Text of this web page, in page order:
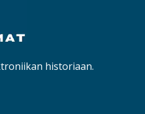
historiaan.